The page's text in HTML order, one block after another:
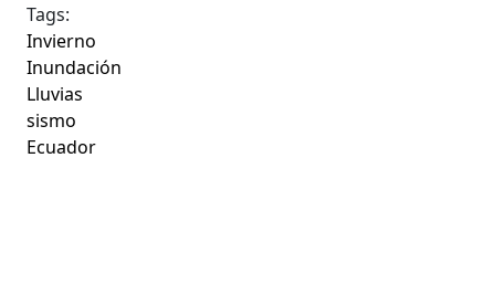
Tags:
Invierno
Inundación
Lluvias
sismo
Ecuador